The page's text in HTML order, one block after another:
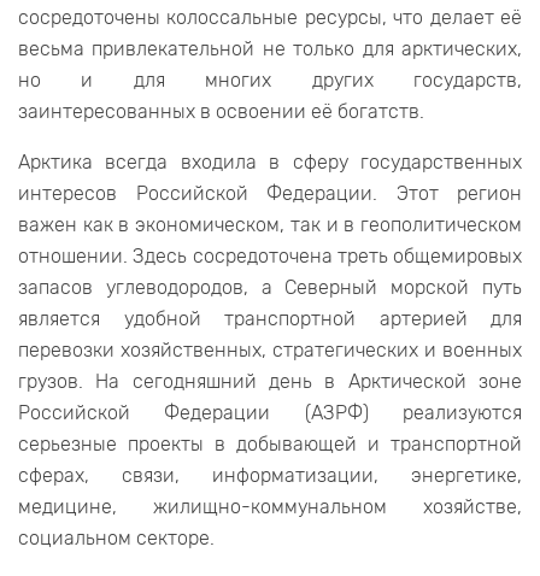
сосредоточены колоссальные ресурсы, что делает её
весьма привлекательной не только для арктических,
но и для многих других государств,
заинтересованных в освоении её богатств.
Арктика всегда входила в сферу государственных
интересов Российской Федерации. Этот регион
важен как в экономическом, так и в геополитическом
отношении. Здесь сосредоточена треть общемировых
запасов углеводородов, а Северный морской путь
является удобной транспортной артерией для
перевозки хозяйственных, стратегических и военных
грузов. На сегодняшний день в Арктической зоне
Российской Федерации (АЗРФ) реализуются
серьезные проекты в добывающей и транспортной
сферах, связи, информатизации, энергетике,
медицине, жилищно-коммунальном хозяйстве,
социальном секторе.